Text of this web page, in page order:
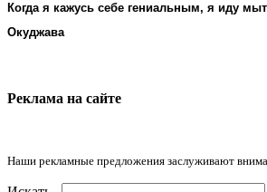
Когда я кажусь себе гениальным, я иду
Окуджава
Реклама на cайте
Наши рекламные предложения заслуживают